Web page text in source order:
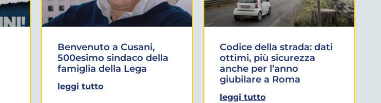
Benvenuto a Cusani,
500esimo sindaco della
famiglia della Lega
leggi tutto
Codice della strada: dati
ottimi, più sicurezza
anche per l’anno
giubilare a Roma
leggi tutto